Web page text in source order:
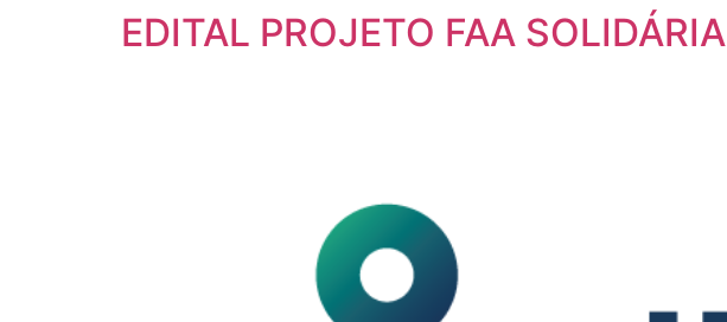
EDITAL PROJETO FAA SOLIDÁRIA